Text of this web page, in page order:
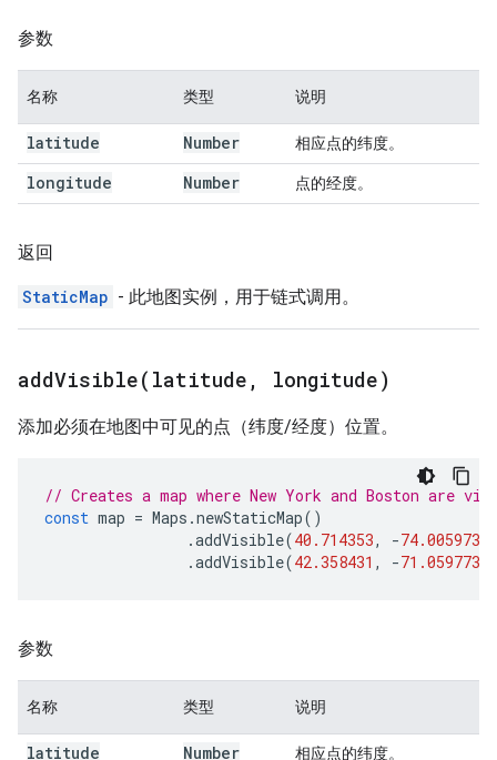
参数
名称 类型 说明
latitude Number 相应点的纬度。
longitude Number 点的经度。
返回
StaticMap - 此地图实例，用于链式调用。
addVisible( latitude , longitude)
添加必须在地图中可见的点（纬度/经度）位置。
// Creates a map where New York and Boston are
const map = Maps .newStaticMap()
.addVisible(40.714353, -74.005973
.addVisible(42.358431 , -71.059773
参数
名称 类型 说明
latitude Number 相应点的纬度。